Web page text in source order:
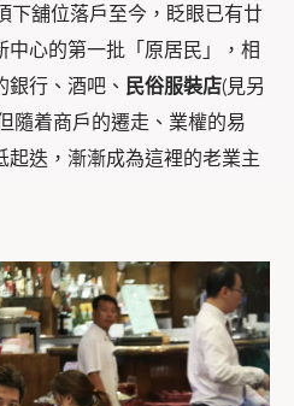
下舖位落戶至今，眨眼已有廿
心的第一批「原居民」，相
行、酒吧、 民俗服裝店(見另
隨着商戶的遷走、業權的易
迭，漸漸成為這裡的老業主